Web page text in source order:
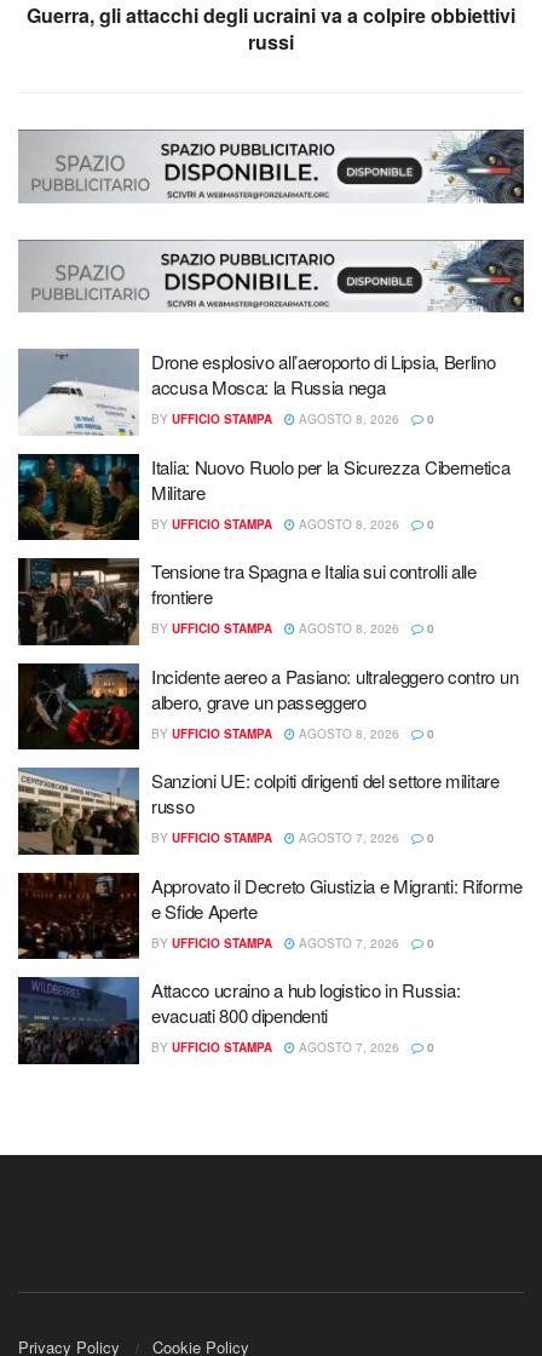
Guerra, gli attacchi degli ucraini va a colpire obbiettivi
russi
Drone esplosivo all’aeroporto di Lipsia, Berlino
accusa Mosca: la Russia nega
BY UFFICIO STAMPA AGOSTO 8, 2026 0
Italia: Nuovo Ruolo per la Sicurezza Cibernetica
Militare
BY UFFICIO STAMPA AGOSTO 8, 2026 0
Tensione tra Spagna e Italia sui controlli alle
frontiere
BY UFFICIO STAMPA AGOSTO 8, 2026 0
Incidente aereo a Pasiano: ultraleggero contro un
albero, grave un passeggero
BY UFFICIO STAMPA AGOSTO 8, 2026 0
Sanzioni UE: colpiti dirigenti del settore militare
russo
BY UFFICIO STAMPA AGOSTO 7, 2026 0
Approvato il Decreto Giustizia e Migranti: Riforme
e Sfide Aperte
BY UFFICIO STAMPA AGOSTO 7, 2026 0
Attacco ucraino a hub logistico in Russia:
evacuati 800 dipendenti
BY UFFICIO STAMPA AGOSTO 7, 2026 0
Privacy Policy Cookie Policy